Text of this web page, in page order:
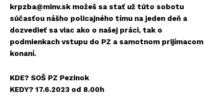
krpzba@minv.sk možeš sa stať už túto sobotu
súčasťou nášho policajného tímu na jeden deň a
dozvedieť sa viac ako o našej práci, tak o
podmienkach vstupu do PZ a samotnom prijímacom
konaní.
KDE? SOŠ PZ Pezinok
KEDY? 17.6.2023 od 8.00h